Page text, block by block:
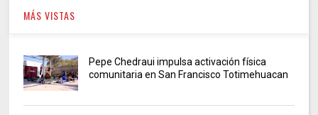
MÁS VISTAS
Pepe Chedraui impulsa activación física
comunitaria en San Francisco Totimehuacan